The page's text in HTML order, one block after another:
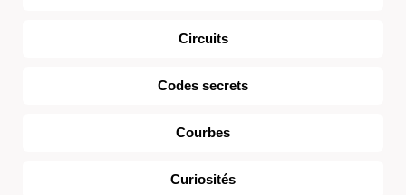
Circuits
Codes secrets
Courbes
Curiosités